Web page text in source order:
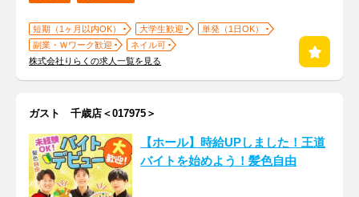
短期（1ヶ月以内OK） 大学生歓迎
単発（1日OK）
副業・Ｗワーク歓迎
ネイル可
株式会社りらくの求人一覧を見る
ガスト 千歳店＜017975＞
【ホール】時給UPしました！王道
バイトを始めよう！髪色自由